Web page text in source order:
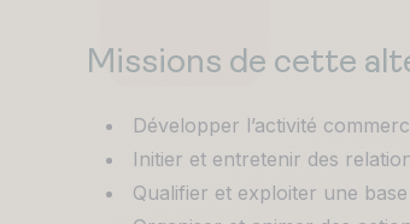
Missions de cette
Développer l’activité
Initier et entretenir des
Qualifier et exploiter une